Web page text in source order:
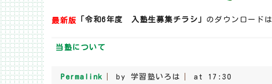
最新版 「令和6年度 入塾生募集チラシ」 のダウンロードは
当塾について
Permalink by 学習塾いろは at 17:30